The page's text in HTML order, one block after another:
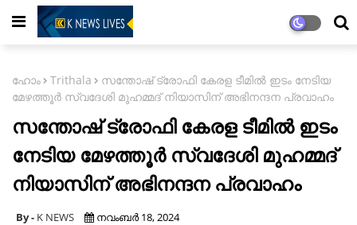
ഹോം Trithala
സന്തോഷ് ട്രോഫി കേരള ടീമിൽ ഇടം നേടിയ
മേഴത്തൂർ സ്വദേശി മുഹമ്മദ് നിയാസിന് അഭിനന്ദന പ്രവാഹം
സന്തോഷ് ട്രോഫി കേരള ടീമിൽ ഇടം
നേടിയ മേഴത്തൂർ സ്വദേശി മുഹമ്മദ്
നിയാസിന് അഭിനന്ദന പ്രവാഹം
K NEWS നവംബർ 18, 2024